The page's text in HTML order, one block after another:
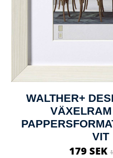
WALTHER+
VIT
179 SEK